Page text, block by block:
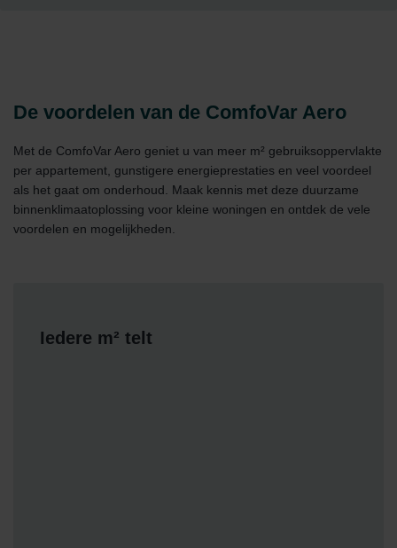
De voordelen van de ComfoVar Aero
Met de ComfoVar Aero geniet u van meer m² gebruiksoppervlakte
per appartement, gunstigere energieprestaties en veel voordeel
als het gaat om onderhoud. Maak kennis met deze duurzame
binnenklimaatoplossing voor kleine woningen en ontdek de vele
voordelen en mogelijkheden.
Iedere m² telt